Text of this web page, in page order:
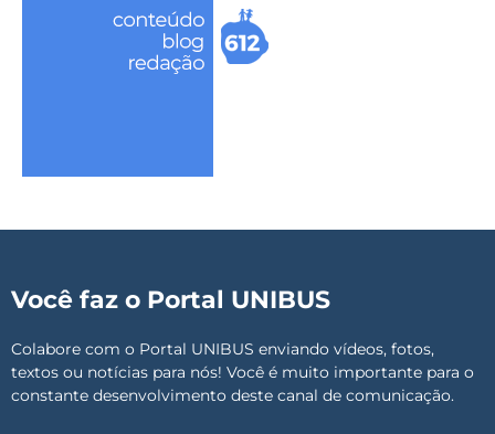
Você faz o Portal UNIBUS
Colabore com o Portal UNIBUS enviando vídeos, fotos,
textos ou notícias para nós! Você é muito importante para o
constante desenvolvimento deste canal de comunicação.